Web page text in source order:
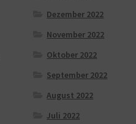
Dezember 2022
November 2022
Oktober 2022
September 2022
August 2022
Juli 2022